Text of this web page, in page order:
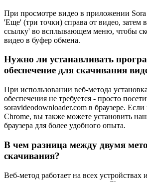
При просмотре видео в приложении
'Еще' (три точки) справа от видео, затем
ссылку' во всплывающем меню, чтобы
видео в буфер обмена.
Нужно ли устанавливать
обеспечение для скачивания
При использовании веб-метода
обеспечения не требуется - просто
soravideodownloader.com в браузере. Если
Chrome, вы также можете установить
браузера для более удобного опыта.
В чем разница между двумя
скачивания?
Веб-метод работает на всех устройствах